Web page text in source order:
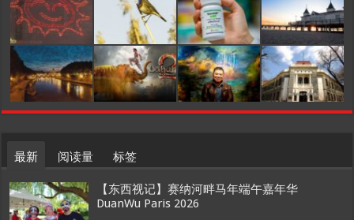
最新 阅读量 标签
【东西视记】赛纳河畔马年端午嘉年华
DuanWu Paris 2026